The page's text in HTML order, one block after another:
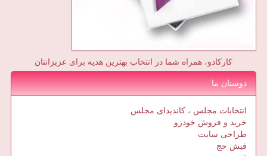
کارکادو، همراه شما در انتخاب بهترین هدیه برای عزیزانتان
دوستان ما
انتخابات مجلس ، کاندیدای مجلس
خرید و فروش خودرو
طراحی سایت
فیش حج